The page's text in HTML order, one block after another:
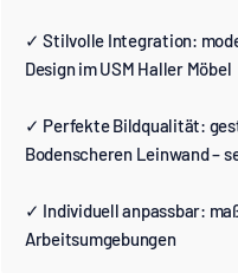
✓ Stilvolle Integration:
Design im USM Haller Möbel
✓ Perfekte Bildqualität:
Bodenscheren Leinwand –
✓ Individuell anpassbar:
Arbeitsumgebungen